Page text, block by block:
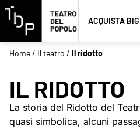
ACQUISTA
Home/ Il teatro / Il ridotto
IL RIDOTTO
La storia del Ridotto del
quasi simbolica, alcuni